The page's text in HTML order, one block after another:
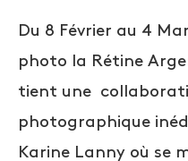
Du 8 Février au 4
photo la Rétine
tient une
photographique
Karine Lanny où se